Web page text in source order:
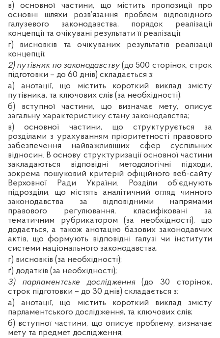
в) основної частини, що містить пропозиції про
основні шляхи розв’язання проблем відповідного
галузевого законодавства, порядок реалізації
концепції та очікувані результати її реалізації;
г) висновків та очікуваних результатів реалізації
концепції;
2) путівник по законодавству(до 500 сторінок, строк
підготовки – до 60 днів) складається з:
а) анотації, що містить короткий виклад змісту
путівника, та ключових слів (за необхідності);
б) вступної частини, що визначає мету, описує
загальну характеристику стану законодавства;
в) основної частини, що структурується за
розділами з урахуванням пріоритетності правового
забезпечення найважливіших сфер суспільних
відносин. В основу структуризації основної частини
закладаються відповідні методологічні підходи,
зокрема пошуковий критерій офіційного веб-сайту
Верховної Ради України. Розділи об’єднують
підрозділи, що містять аналітичний огляд чинного
законодавства за відповідними напрямами
правового регулювання, класифіковані за
тематичним рубрикатором (за необхідності), що
додається, а також анотацію базових законодавчих
актів, що формують відповідні галузі чи інститути
системи національного законодавства;
г) висновків (за необхідності);
ґ) додатків (за необхідності);
3) парламентське дослідження(до 30 сторінок,
строк підготовки – до 30 днів) складається з:
а) анотації, що містить короткий виклад змісту
парламентського дослідження, та ключових слів;
б) вступної частини, що описує проблему, визначає
мету та предмет дослідження;